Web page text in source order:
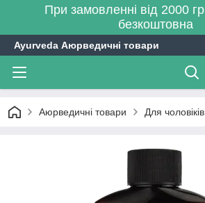
При замовленні від 2000
безкоштовна
Ayurveda Аюрведичні товари
Аюрведичні товари Для чоловіків